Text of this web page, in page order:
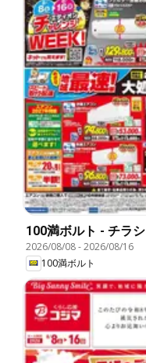
100満ボルト - チラシ
2026/08/08-2026/08/16
100満ボルト